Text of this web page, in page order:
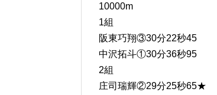
10000m
1組
阪東巧翔③30分22秒45
中沢拓斗①30分36秒95
2組
庄司瑞輝②29分25秒65★